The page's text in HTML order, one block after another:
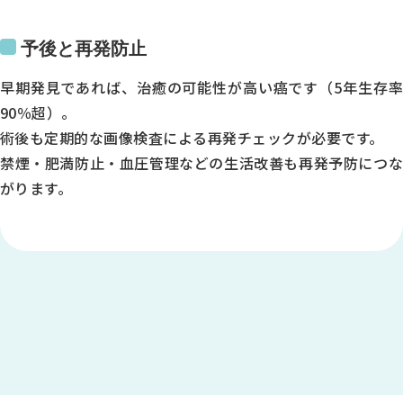
9:00～12:30
●
●
予後と再発防止
早期発見であれば、治癒の可能性が高い癌です（5年生存率
90％超）。
術後も定期的な画像検査による再発チェックが必要です。
禁煙・肥満防止・血圧管理などの生活改善も再発予防につな
がります。